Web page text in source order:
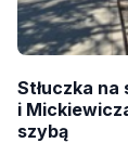
Stłuczka
i
szybą